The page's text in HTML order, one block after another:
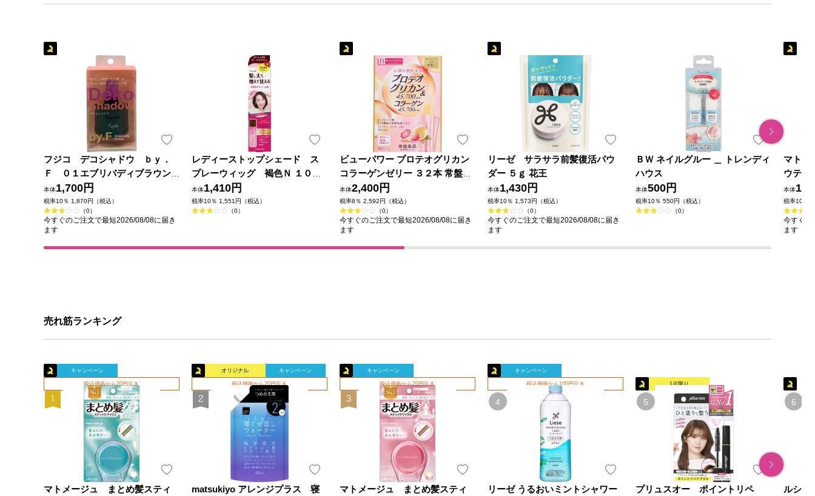
フジコ デコシャドウ ｂｙ．
Ｆ ０１エブリバディブラウン
４ｇ かならぼ
本体1,700円
税率10％ 1,870円（税込）
（0）
今すぐのご注文で最短2026/08/08に届き
ます
レディーストップシェード ス
プレーウィッグ 褐色Ｎ １００
ｇ 柳屋本店
本体1,410円
税率10％ 1,551円（税込）
（0）
ビューパワー プロテオグリカン
コラーゲンゼリー ３２本 常盤薬
品工業
本体2,400円
税率8％ 2,592円（税込）
（0）
今すぐのご注文で最短2026/08/08に届き
ます
リーゼ サラサラ前髪復活パウ
ダー ５ｇ 花王
本体1,430円
税率10％ 1,573円（税込）
（0）
今すぐのご注文で最短2026/08/08に届き
ます
ＢＷ ネイルグルー ＿ トレンディ
ハウス
本体500円
税率10％ 550円（税込）
（0）
マトメ
ウテナ
本体
税率10％
今すぐの
ます
売れ筋ランキング
キャンペーン
税込価格から20円引き
マトメージュ まとめ髪スティ
オリジナル キャンペーン
税込価格から20円引き
matsukiyo アレンジプラス 寝
キャンペーン
税込価格から20円引き
マトメージュ まとめ髪スティ
キャンペーン
税込価格から100円引き
リーゼ うるおいミントシャワー
1点限り
プリュスオー ポイントリペ ルシー